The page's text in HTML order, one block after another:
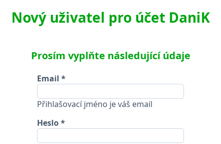
Nový uživatel pro účet DaniK
Prosím vyplňte následující údaje
Email
Přihlašovací jméno je váš email
Heslo